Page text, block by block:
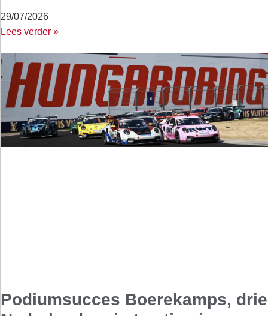
29/07/2026
Lees verder »
Podiumsucces Boerekamps, drie